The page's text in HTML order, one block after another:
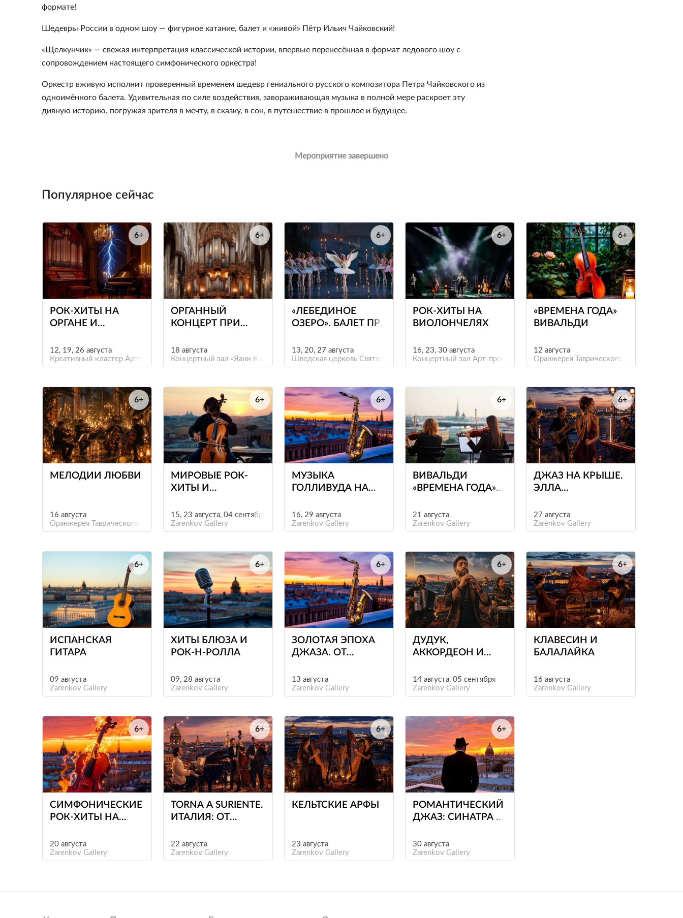
формате!
Шедевры России в одном шоу — фигурное катание, балет и «живой» Пётр Ильич Чайковский!
«Щелкунчик» — свежая интерпретация классической истории, впервые перенесённая в формат ледового шоу с
сопровождением настоящего симфонического оркестра!
Оркестр вживую исполнит проверенный временем шедевр гениального русского композитора Петра Чайковского из
одноимённого балета. Удивительная по силе воздействия, завораживающая музыка в полной мере раскроет эту
дивную историю, погружая зрителя в мечту, в сказку, в сон, в путешествие в прошлое и будущее.
Мероприятие завершено
Популярное сейчас
е
РОК-ХИТЫ НА
ОРГАНЕ И
СВЕЧАХ.
БОГЕМНЫЙ
12, 19, 26 августа
Креативный кластер Арте-Фактум
6+
е
ОРГАННЫЙ
КОНЦЕРТ ПРИ
ДО
ИНТЕРСТЕЛЛАР»
18 августа
Концертный зал «Яани Кирик»
6+
е
«ЛЕБЕДИНОЕ
ОЗЕРО». БАЛЕТ ПРИ
13, 20, 27 августа
Шведская церковь Святой Екатерины
6+
е
РОК-ХИТЫ НА
ВИОЛОНЧЕЛЯХ
16, 23, 30 августа
Концертный зал Арт-пространства «Фабрика»
6+
«ВРЕМЕНА ГОДА»
ВИВАЛЬДИ
12 августа
Оранжерея Таврического сада
6+
е
МЕЛОДИИ ЛЮБВИ
16 августа
Оранжерея Таврического сада
6+
е
МИРОВЫЕ РОК-
ХИТЫ И
КРЫШЕ
15, 23 августа, 04 сентября
Zarenkov Gallery
6+
е
МУЗЫКА
ГОЛЛИВУДА НА
16, 29 августа
Zarenkov Gallery
6+
ВИВАЛЬДИ
«ВРЕМЕНА ГОДА»
21 августа
Zarenkov Gallery
6+
е
ДЖАЗ НА КРЫШЕ.
ЭЛЛА
27 августа
Zarenkov Gallery
6+
е
ИСПАНСКАЯ
ГИТАРА
09 августа
Zarenkov Gallery
6+
е
ХИТЫ БЛЮЗА И
РОК-Н-РОЛЛА
09, 28 августа
Zarenkov Gallery
6+
е
ЗОЛОТАЯ ЭПОХА
ДЖАЗА. ОТ
ЭЛЛИНГТОНА ДО
СИНАТРЫ И ЧИКА
13 августа
Zarenkov Gallery
6+
е
ДУДУК,
АККОРДЕОН И
14 августа, 05 сентября
Zarenkov Gallery
6+
е
КЛАВЕСИН И
БАЛАЛАЙКА
16 августа
Zarenkov Gallery
6+
е
СИМФОНИЧЕСКИЕ
РОК-ХИТЫ НА
20 августа
Zarenkov Gallery
6+
е
TORNA A SURIENTE.
ИТАЛИЯ: ОТ
ЛОРЕТТИ ДО
АДРИАНО
22 августа
Zarenkov Gallery
6+
КЕЛЬТСКИЕ АРФЫ
23 августа
Zarenkov Gallery
6+
е
РОМАНТИЧЕСКИЙ
ДЖАЗ: СИНАТРА И
30 августа
Zarenkov Gallery
6+